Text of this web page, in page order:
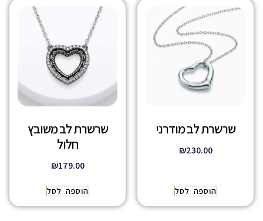
שרשרת לב מודרני
₪230.00
הוספה לסל
שרשרת לב משובץ
חלול
₪179.00
הוספה לסל